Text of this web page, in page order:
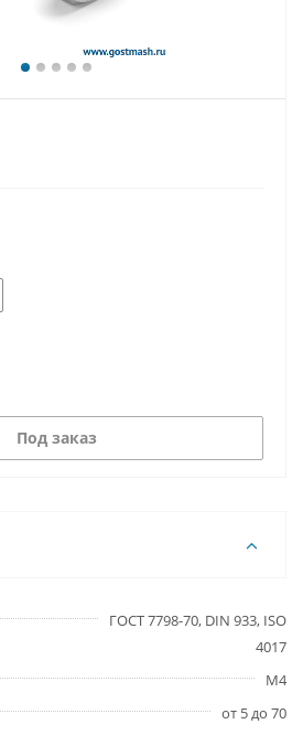
Под заказ
ГОСТ 7798-70, DIN 933, ISO
4017
М4
от 5 до 70